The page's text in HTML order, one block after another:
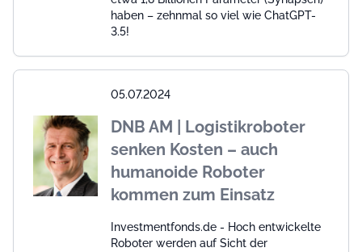
haben – zehnmal so viel wie ChatGPT-
3.5!
05.07.2024
DNB AM | Logistikroboter
senken Kosten – auch
humanoide Roboter
kommen zum Einsatz
Investmentfonds.de - Hoch entwickelte
Roboter werden auf Sicht der